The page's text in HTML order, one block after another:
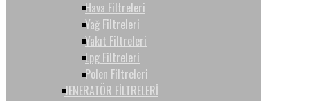
Hava Filtreleri
Yağ Filtreleri
Yakıt Filtreleri
Lpg Filtreleri
Polen Filtreleri
JENERATÖR FİLTRELERİ